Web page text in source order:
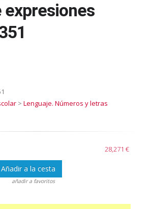
expresiones
> Lenguaje. Números y letras
28,271 €
Añadir a la cesta
añadir a favoritos